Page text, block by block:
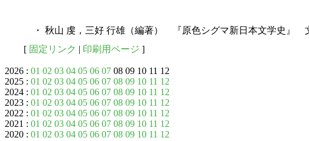
・ 秋山 虔，三好 行雄（編著） 『原色シグマ新日本文学史』
[ 固定リンク | 印刷用ページ ]
2026 : 01 02 03 04 05 06 07 08 09 10 11 12
2025 : 01 02 03 04 05 06 07 08 09 10 11 12
2024 : 01 02 03 04 05 06 07 08 09 10 11 12
2023 : 01 02 03 04 05 06 07 08 09 10 11 12
2022 : 01 02 03 04 05 06 07 08 09 10 11 12
2021 : 01 02 03 04 05 06 07 08 09 10 11 12
2020 : 01 02 03 04 05 06 07 08 09 10 11 12